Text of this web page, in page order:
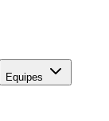
Equipes